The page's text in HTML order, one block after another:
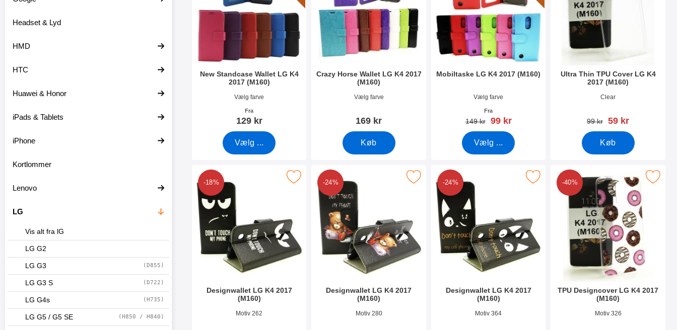
Headset & Lyd
HMD
HTC
Huawei & Honor
iPads & Tablets
iPhone
Kortlommer
Lenovo
LG
Vis alt fra lG
LG G2
LG G3 (D855)
LG G3 S (D722)
LG G4s (H735)
LG G5 / G5 SE (H850 / H840)
New Standcase Wallet LG K4
2017 (M160)
Varenr 39102Vælg farve
Fra
129 kr
Vælg ...
Crazy Horse Wallet LG K4 2017
(M160)
Varenr 22858Vælg farve
169 kr
Køb
Mobiltaske LG K4 2017 (M160)
Varenr 22841Vælg farve
Fra
pris
149 kr pris
99 kr
Vælg ...
Ultra Thin TPU Cover LG K4
2017 (M160)
Clear
pris
99 kr pris
59 kr
Køb
-18%
Designwallet LG K4 2017
(M160)
Varenr 22279Motiv 262
Marker designwallet LG K4 2017 (M160) som favorit
-24%
Designwallet LG K4 2017
(M160)
Varenr 22278Motiv 280
Marker designwallet LG K4 2017 (M160) som favorit
-24%
Designwallet LG K4 2017
(M160)
Varenr 22245Motiv 364
Marker designwallet LG K4 2017 (M160) som favorit
-40%
TPU Designcover LG K4 2017
(M160)
Varenr 22269Motiv 326
Marker tPU Designcover LG K4